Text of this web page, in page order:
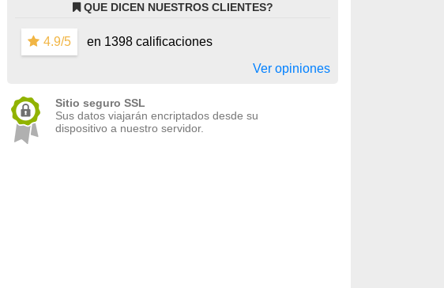
QUE DICEN NUESTROS CLIENTES?
4.9/5
en 1398 calificaciones
Ver opiniones
Sitio seguro SSL
Sus datos viajarán encriptados desde su
dispositivo a nuestro servidor.